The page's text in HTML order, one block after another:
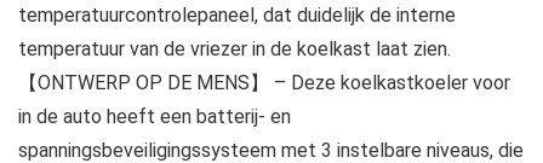
temperatuurcontrolepaneel, dat duidelijk de interne
temperatuur van de vriezer in de koelkast laat zien.
【ONTWERP OP DE MENS】 – Deze koelkastkoeler voor
in de auto heeft een batterij- en
spanningsbeveiligingssysteem met 3 instelbare niveaus, die